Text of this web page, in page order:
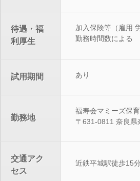
待遇・福
利厚生
加入保険等（雇用
勤務時間数による
試用期間 あり
勤務地
福寿会マミーズ保
〒631-0811 奈良
交通アク
セス
近鉄平城駅徒歩15